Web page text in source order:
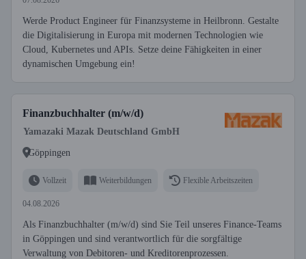
Werde Product Engineer für Finanzsysteme in Heilbronn. Gestalte
die Digitalisierung in Europa mit modernen Technologien wie
Cloud, Kubernetes und APIs. Setze deine Fähigkeiten in einer
dynamischen Umgebung ein!
Finanzbuchhalter (m/w/d)
Yamazaki Mazak Deutschland GmbH
Göppingen
Vollzeit Weiterbildungen Flexible Arbeitszeiten
04.08.2026
Als Finanzbuchhalter (m/w/d) sind Sie Teil unseres Finance-Teams
in Göppingen und sind verantwortlich für die sorgfältige
Verwaltung von Debitoren- und Kreditorenprozessen.